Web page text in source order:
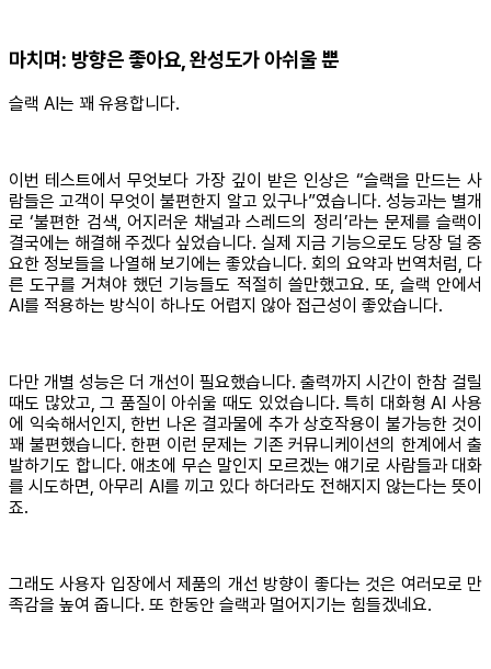
마치며: 방향은 좋아요, 완성도가 아쉬울 뿐
슬랙 AI는 꽤 유용합니다.
이번 테스트에서 무엇보다 가장 깊이 받은 인상은 “슬랙을 만드는 사
람들은 고객이 무엇이 불편한지 알고 있구나”였습니다. 성능과는 별개
로 ‘불편한 검색, 어지러운 채널과 스레드의 정리’라는 문제를 슬랙이
결국에는 해결해 주겠다 싶었습니다. 실제 지금 기능으로도 당장 덜 중
요한 정보들을 나열해 보기에는 좋았습니다. 회의 요약과 번역처럼, 다
른 도구를 거쳐야 했던 기능들도 적절히 쓸만했고요. 또, 슬랙 안에서
AI를 적용하는 방식이 하나도 어렵지 않아 접근성이 좋았습니다.
다만 개별 성능은 더 개선이 필요했습니다. 출력까지 시간이 한참 걸릴
때도 많았고, 그 품질이 아쉬울 때도 있었습니다. 특히 대화형 AI 사용
에 익숙해서인지, 한번 나온 결과물에 추가 상호작용이 불가능한 것이
꽤 불편했습니다. 한편 이런 문제는 기존 커뮤니케이션의 한계에서 출
발하기도 합니다. 애초에 무슨 말인지 모르겠는 얘기로 사람들과 대화
를 시도하면, 아무리 AI를 끼고 있다 하더라도 전해지지 않는다는 뜻이
죠.
그래도 사용자 입장에서 제품의 개선 방향이 좋다는 것은 여러모로 만
족감을 높여 줍니다. 또 한동안 슬랙과 멀어지기는 힘들겠네요.